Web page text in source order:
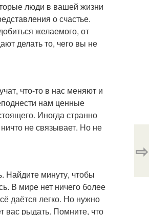
люди в вашей жизни
о счастье.
желаемого, от
делать то, чего вы не
что-то в нас меняют и
нам ценные
Иногда странно
не связывает. Но не
Найдите минуту, чтобы
В мире нет ничего более
даётся легко. Но нужно
вас рыдать. Помните, что
⇨